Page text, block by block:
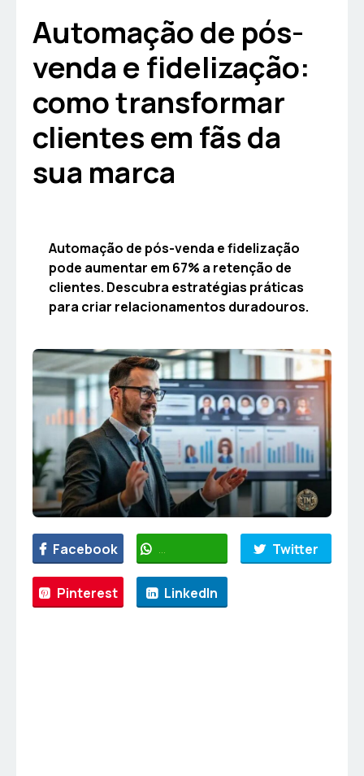
Automação de pós-
venda e fidelização:
como transformar
clientes em fãs da
sua marca
Automação de pós-venda e fidelização
pode aumentar em 67% a retenção de
clientes. Descubra estratégias práticas
para criar relacionamentos duradouros.
Facebook WhatsApp Twitter
Pinterest LinkedIn